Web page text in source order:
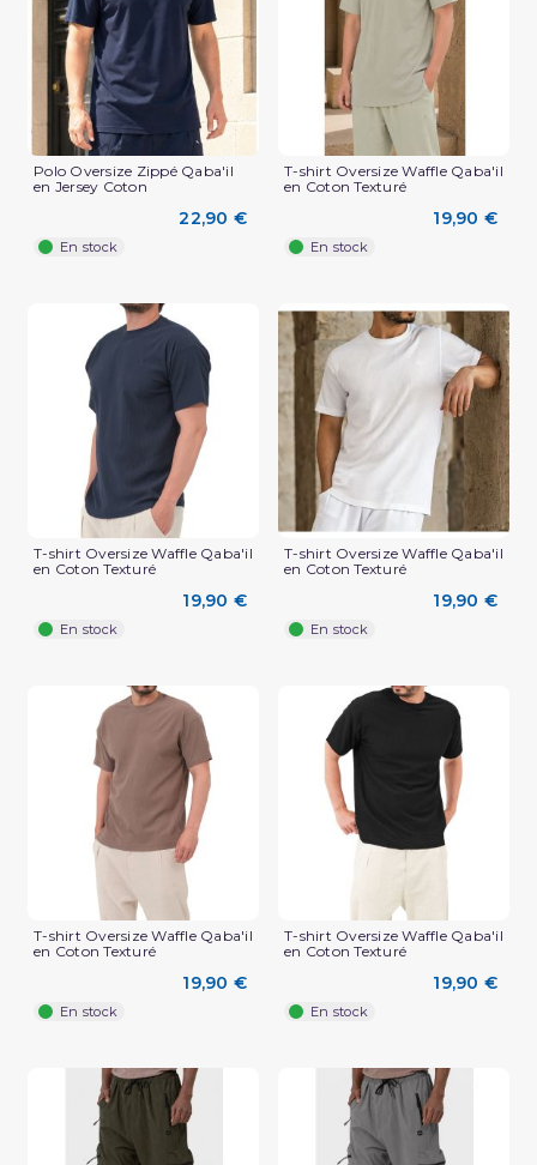
(2 avis)
Polo Oversize Zippé Qaba'il
en Jersey Coton
22,90 €
En stock
T-shirt Oversize Waffle Qaba'il
en Coton Texturé
19,90 €
En stock
T-shirt Oversize Waffle Qaba'il
en Coton Texturé
19,90 €
En stock
T-shirt Oversize Waffle Qaba'il
en Coton Texturé
19,90 €
En stock
T-shirt Oversize Waffle Qaba'il
en Coton Texturé
19,90 €
En stock
T-shirt Oversize Waffle Qaba'il
en Coton Texturé
19,90 €
En stock